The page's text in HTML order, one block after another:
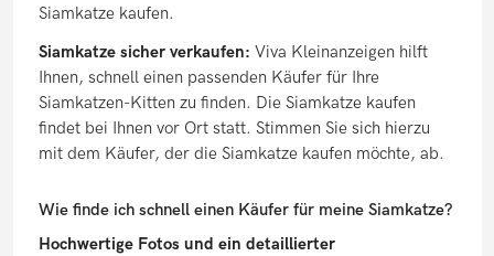
Siamkatze kaufen.
Siamkatze sicher verkaufen: Viva Kleinanzeigen hilft
Ihnen, schnell einen passenden Käufer für Ihre
Siamkatzen-Kitten zu finden. Die Siamkatze kaufen
findet bei Ihnen vor Ort statt. Stimmen Sie sich hierzu
mit dem Käufer, der die Siamkatze kaufen möchte, ab.
Wie finde ich schnell einen Käufer für meine Siamkatze?
Hochwertige Fotos und ein detaillierter